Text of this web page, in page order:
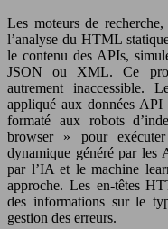
Les moteurs de
l’analyse du HTML
le contenu des APIs,
JSON ou XML. Ce
autrement inaccessible.
appliqué aux données API
formaté aux robots
browser » pour
dynamique généré par les
par l’IA et le machine
approche. Les en-têtes
des informations sur le
gestion des erreurs.